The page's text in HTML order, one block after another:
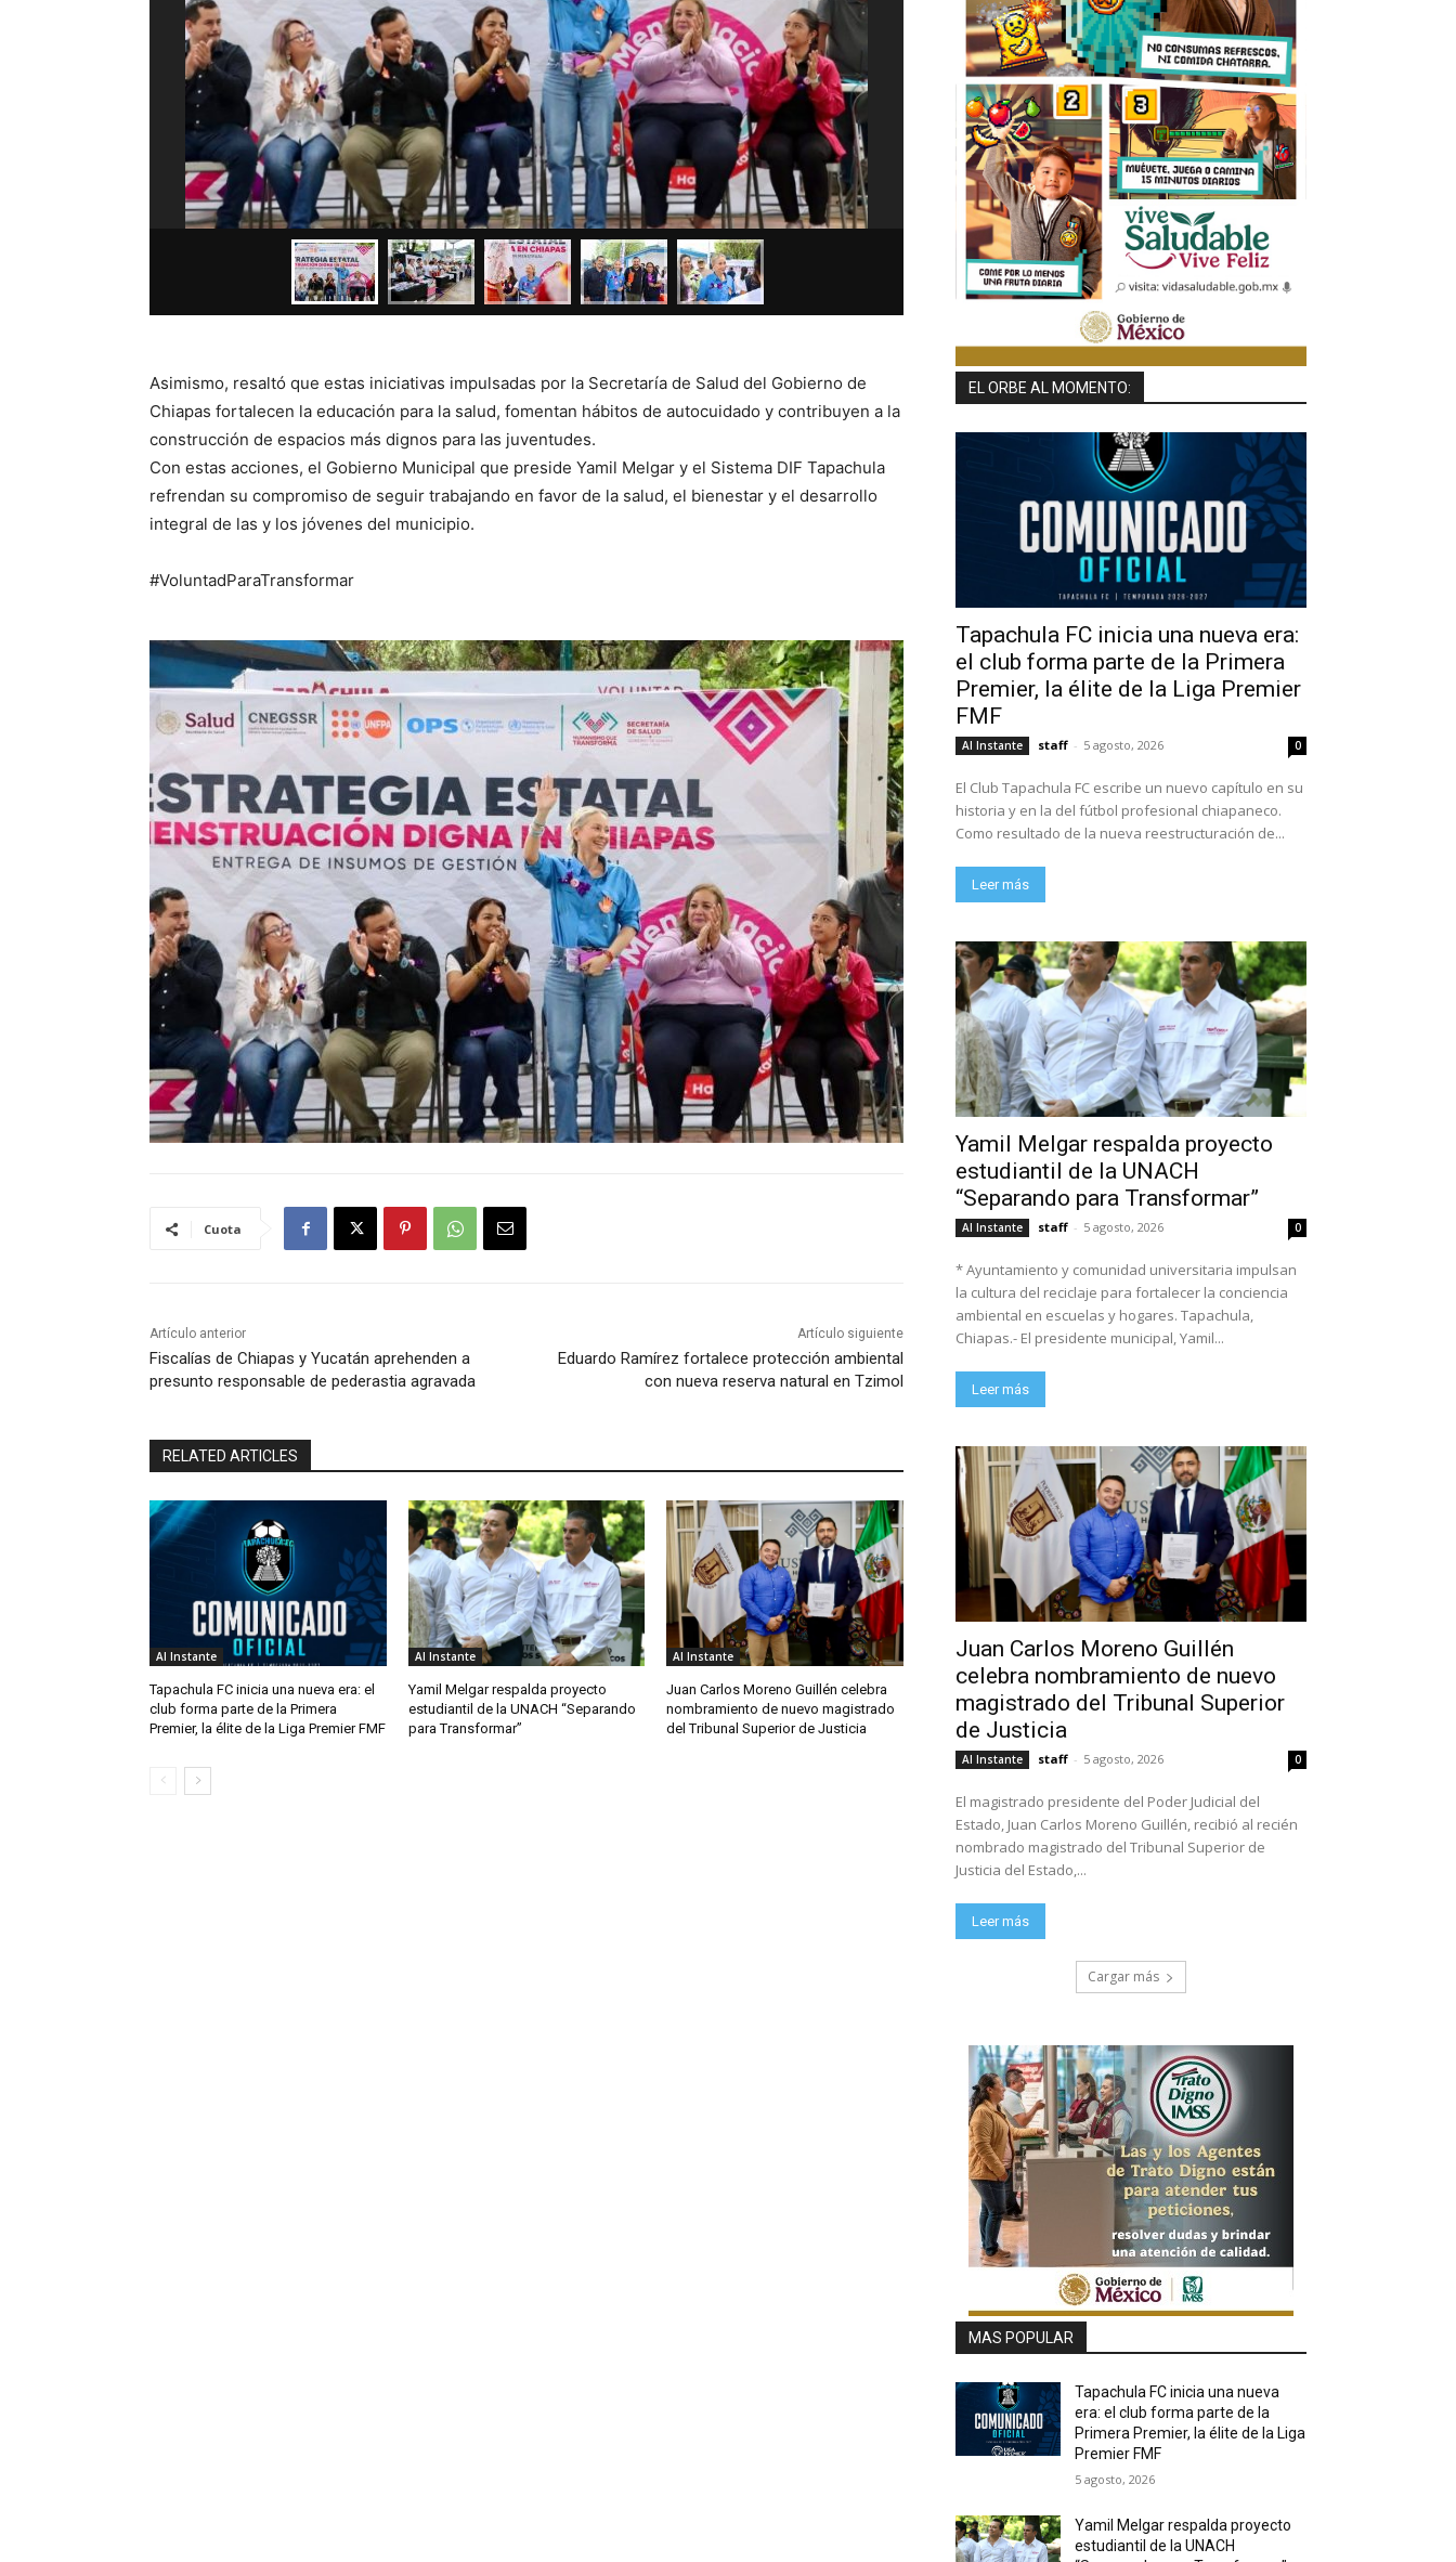
Asimismo, resaltó que estas iniciativas impulsadas por la Secretaría de Salud del Gobierno de
Chiapas fortalecen la educación para la salud, fomentan hábitos de autocuidado y contribuyen a la
construcción de espacios más dignos para las juventudes.
Con estas acciones, el Gobierno Municipal que preside Yamil Melgar y el Sistema DIF Tapachula
refrendan su compromiso de seguir trabajando en favor de la salud, el bienestar y el desarrollo
integral de las y los jóvenes del municipio.
#VoluntadParaTransformar
Cuota
Artículo anterior
Fiscalías de Chiapas y Yucatán aprehenden a
presunto responsable de pederastia agravada
Artículo siguiente
Eduardo Ramírez fortalece protección ambiental
con nueva reserva natural en Tzimol
RELATED ARTICLES
Al Instante
Tapachula FC inicia una nueva era: el
club forma parte de la Primera
Premier, la élite de la Liga Premier FMF
Al Instante
Yamil Melgar respalda proyecto
estudiantil de la UNACH “Separando
para Transformar”
Al Instante
Juan Carlos Moreno Guillén celebra
nombramiento de nuevo magistrado
del Tribunal Superior de Justicia
EL ORBE AL MOMENTO:
Tapachula FC inicia una nueva era:
el club forma parte de la Primera
Premier, la élite de la Liga Premier
FMF
Al Instante staff - 5 agosto, 2026 0
El Club Tapachula FC escribe un nuevo capítulo en su
historia y en la del fútbol profesional chiapaneco.
Como resultado de la nueva reestructuración de...
Leer más
Yamil Melgar respalda proyecto
estudiantil de la UNACH
“Separando para Transformar”
Al Instante staff - 5 agosto, 2026 0
* Ayuntamiento y comunidad universitaria impulsan
la cultura del reciclaje para fortalecer la conciencia
ambiental en escuelas y hogares. Tapachula,
Chiapas.- El presidente municipal, Yamil...
Leer más
Juan Carlos Moreno Guillén
celebra nombramiento de nuevo
magistrado del Tribunal Superior
de Justicia
Al Instante staff - 5 agosto, 2026 0
El magistrado presidente del Poder Judicial del
Estado, Juan Carlos Moreno Guillén, recibió al recién
nombrado magistrado del Tribunal Superior de
Justicia del Estado,...
Leer más
Cargar más
MAS POPULAR
Tapachula FC inicia una nueva
era: el club forma parte de la
Primera Premier, la élite de la Liga
Premier FMF
5 agosto, 2026
Yamil Melgar respalda proyecto
estudiantil de la UNACH